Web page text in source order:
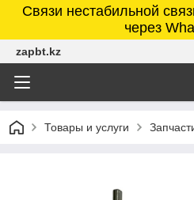
Связи нестабильной
через
zapbt.kz
Товары и услуги